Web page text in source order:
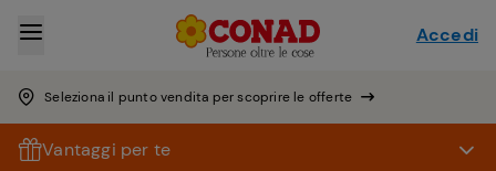
Seleziona il punto vendita per scoprire le offerte
Accedi
Vantaggi per te